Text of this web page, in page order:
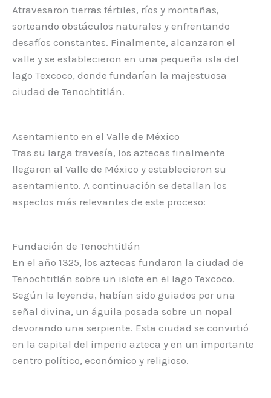
Atravesaron tierras fértiles, ríos y montañas,
sorteando obstáculos naturales y enfrentando
desafíos constantes. Finalmente, alcanzaron el
valle y se establecieron en una pequeña isla del
lago Texcoco, donde fundarían la majestuosa
ciudad de Tenochtitlán.
Asentamiento en el Valle de México
Tras su larga travesía, los aztecas finalmente
llegaron al Valle de México y establecieron su
asentamiento. A continuación se detallan los
aspectos más relevantes de este proceso:
Fundación de Tenochtitlán
En el año 1325, los aztecas fundaron la ciudad de
Tenochtitlán sobre un islote en el lago Texcoco.
Según la leyenda, habían sido guiados por una
señal divina, un águila posada sobre un nopal
devorando una serpiente. Esta ciudad se convirtió
en la capital del imperio azteca y en un importante
centro político, económico y religioso.